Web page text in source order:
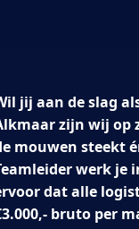
jij aan de slag
zijn wij op
mouwen steekt
werk je
dat alle
bruto per